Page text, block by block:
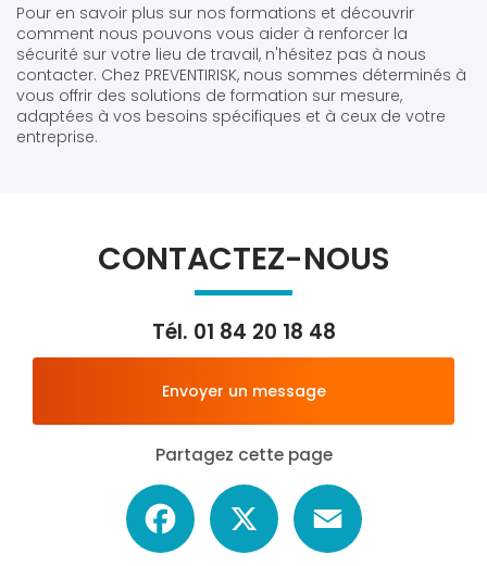
Pour en savoir plus sur nos formations et découvrir
comment nous pouvons vous aider à renforcer la
sécurité sur votre lieu de travail, n'hésitez pas à nous
contacter. Chez PREVENTIRISK, nous sommes déterminés à
vous offrir des solutions de formation sur mesure,
adaptées à vos besoins spécifiques et à ceux de votre
entreprise.
CONTACTEZ-NOUS
Tél. 01 84 20 18 48
Envoyer un message
Partagez cette page
Facebook